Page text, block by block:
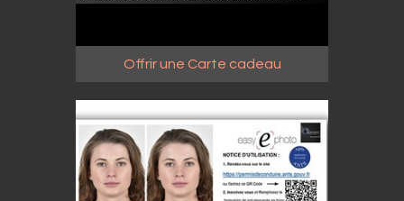
Offrir une Carte cadeau